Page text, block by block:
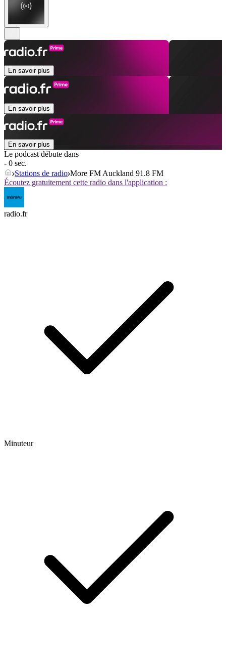
En savoir plus
En savoir plus
En savoir plus
Le podcast débute dans
- 0 sec.
Stations de radio More FM Auckland 91.8 FM
Écoutez gratuitement cette radio dans l'application :
radio.fr
Minuteur